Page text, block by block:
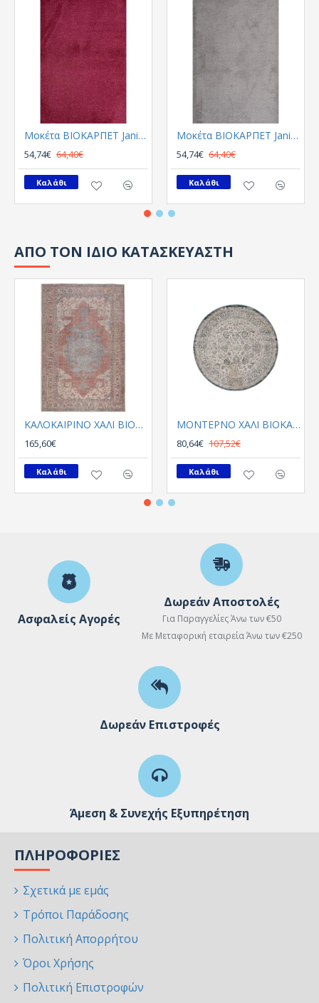
Μοκέτα ΒΙΟΚΑΡΠΕΤ Janis 20
54,74€ 64,40€
Καλάθι
Μοκέτα ΒΙΟΚΑΡΠΕΤ Janis 274
54,74€ 64,40€
Καλάθι
ΑΠΟ ΤΟΝ ΙΔΙΟ ΚΑΤΑΣΚΕΥΑΣΤΗ
ΚΑΛΟΚΑΙΡΙΝΟ ΧΑΛΙ ΒΙΟΚΑΡΠΕΤ PLUMERIA 5525 01
165,60€
Καλάθι
ΜΟΝΤΕΡΝΟ ΧΑΛΙ ΒΙΟΚΑΡΠΕΤGossip 8504A White Blue Round
80,64€ 107,52€
Καλάθι
Ασφαλείς Αγορές
Δωρεάν Αποστολές
Για Παραγγελίες Άνω των €50
Με Μεταφορική εταιρεία Άνω των €250
Δωρεάν Επιστροφές
Άμεση & Συνεχής Εξυπηρέτηση
ΠΛΗΡΟΦΟΡΊΕΣ
Σχετικά με εμάς
Τρόποι Παράδοσης
Πολιτική Απορρήτου
Όροι Χρήσης
Πολιτική Επιστροφών